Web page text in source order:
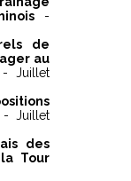
-
de
au
- Juillet
Juillet
des
Tour